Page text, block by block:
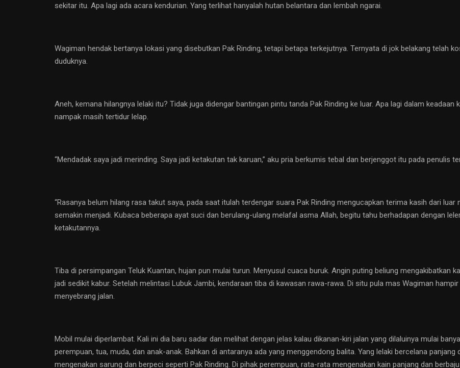
sekitar itu. Apa lagi ada acara kendurian. Yang terlihat hanyalah hutan belantara dan lembah ngarai.
Wagiman hendak bertanya lokasi yang disebutkan Pak Rinding, tetapi betapa terkejutnya. Ternyata di jok belakang telah
duduknya.
Aneh, kemana hilangnya lelaki itu? Tidak juga didengar bantingan pintu tanda Pak Rinding ke luar. Apa lagi dalam keadaan
nampak masih tertidur lelap.
“Mendadak saya jadi merinding. Saya jadi ketakutan tak karuan,” aku pria berkumis tebal dan berjenggot itu pada penulis
“Rasanya belum hilang rasa takut saya, pada saat itulah terdengar suara Pak Rinding mengucapkan terima kasih dari
semakin menjadi. Kubaca beberapa ayat suci dan berulang-ulang melafal asma Allah, begitu tahu berhadapan dengan
ketakutannya.
Tiba di persimpangan Teluk Kuantan, hujan pun mulai turun. Menyusul cuaca buruk. Angin puting beliung mengakibatkan
jadi sedikit kabur. Setelah melintasi Lubuk Jambi, kendaraan tiba di kawasan rawa-rawa. Di situ pula mas Wagiman
menyebrang jalan.
Mobil mulai diperlambat. Kali ini dia baru sadar dan melihat dengan jelas kalau dikanan-kiri jalan yang dilaluinya mulai
perempuan, tua, muda, dan anak-anak. Bahkan di antaranya ada yang menggendong balita. Yang lelaki bercelana
mengenakan sarung dan berpeci seperti Pak Rinding. Di pihak perempuan, rata-rata mengenakan kain panjang dan